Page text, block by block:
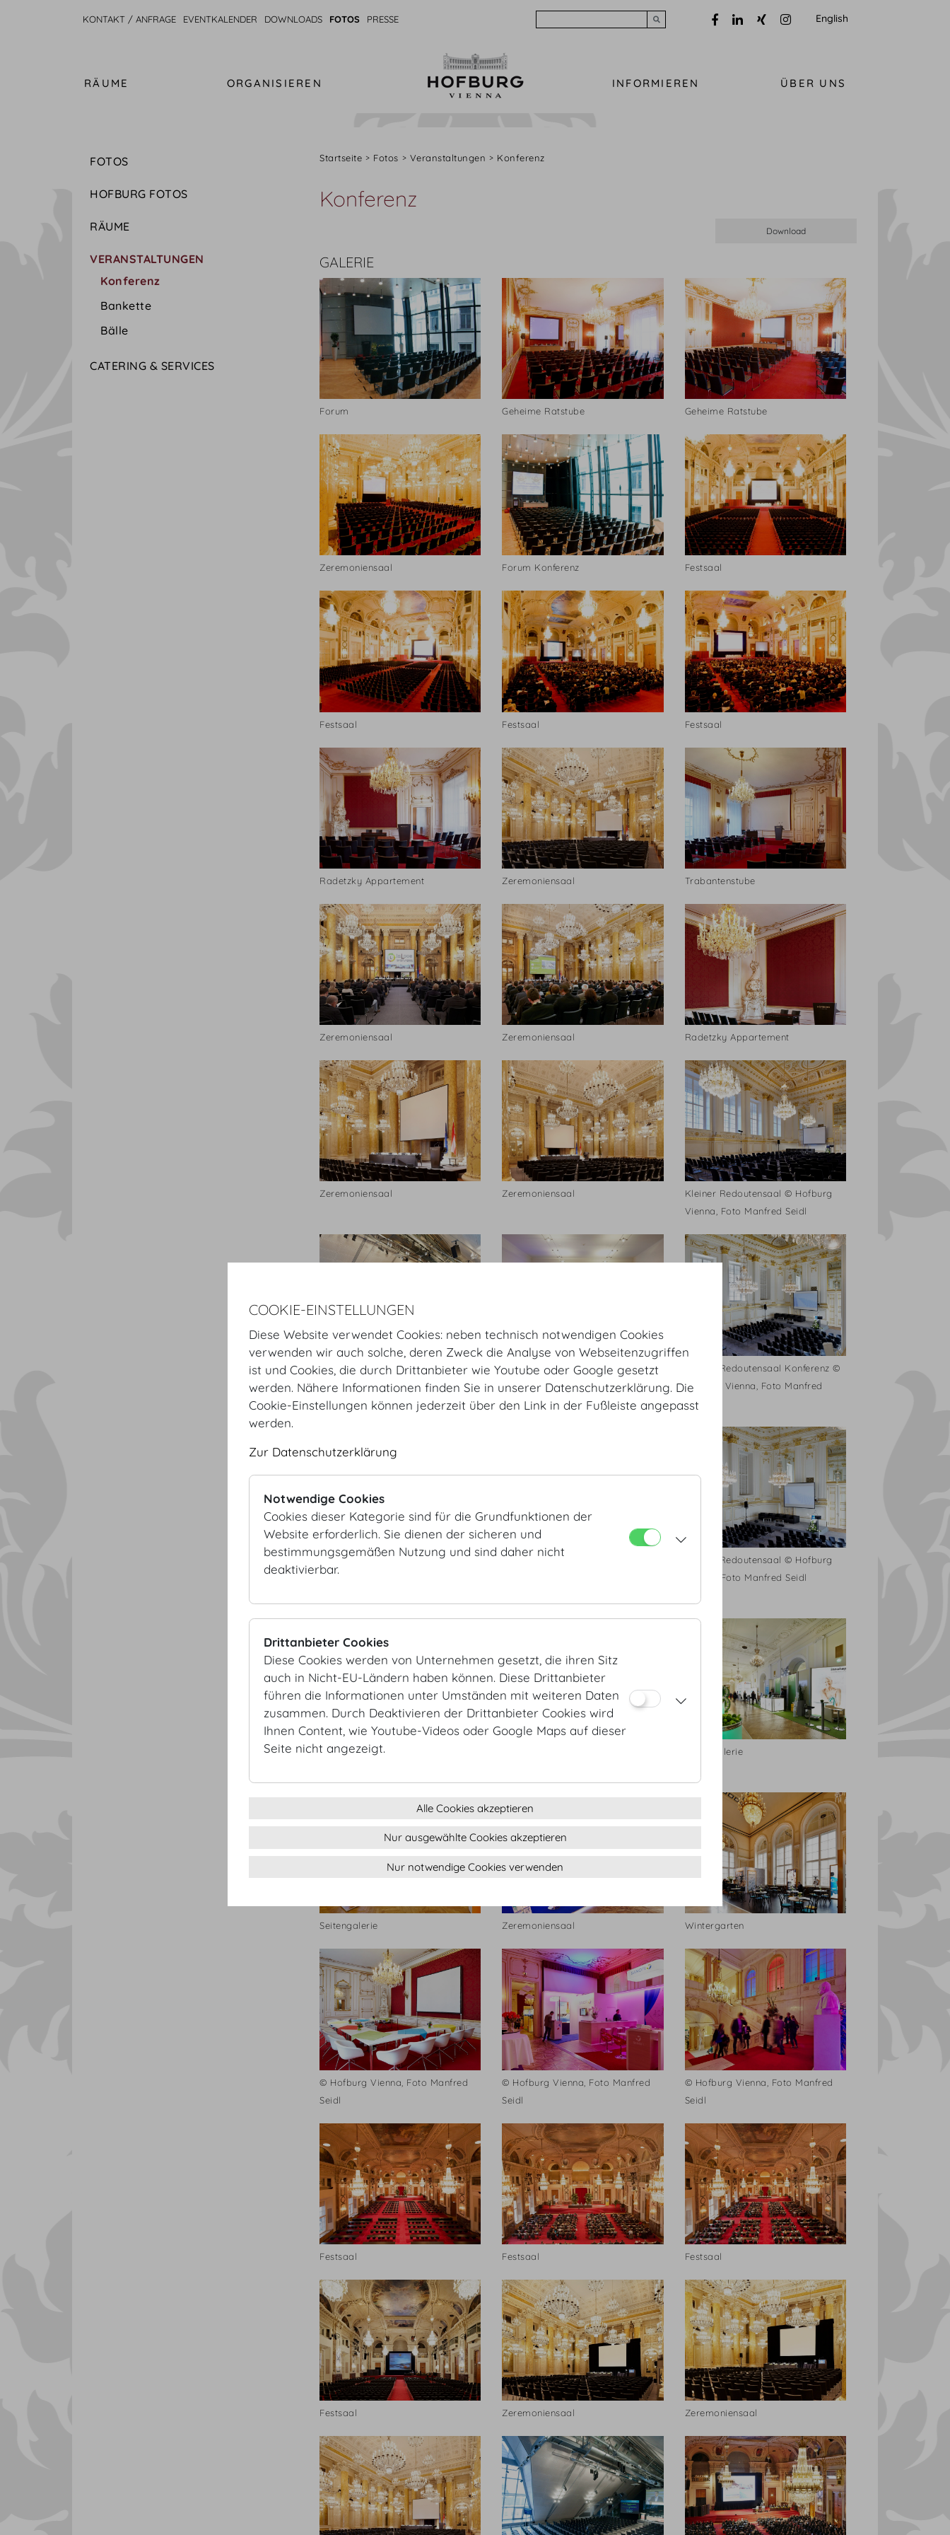
KONTAKT / ANFRAGE EVENTKALENDER DOWNLOADS FOTOS PRESSE English
RÄUME ORGANISIEREN INFORMIEREN ÜBER UNS
FOTOS
HOFBURG FOTOS
RÄUME
VERANSTALTUNGEN
Konferenz
Bankette
Bälle
CATERING & SERVICES
Startseite Fotos Veranstaltungen Konferenz
Konferenz
GALERIE
Forum Geheime Ratstube Geheime Ratstube
Zeremoniensaal Forum Konferenz Festsaal
Festsaal Festsaal Festsaal
Radetzky Appartement Zeremoniensaal Trabantenstube
Zeremoniensaal Zeremoniensaal Radetzky Appartement
Zeremoniensaal Zeremoniensaal
Kleiner Redoutensaal © Hofburg
Vienna, Foto Manfred Seidl
Dachfoyer
Lounge © Hofburg Vienna, Foto
Manfred Seidl
Kleiner Redoutensaal Konferenz ©
Hofburg Vienna, Foto Manfred
Seidl
Maria Theresien Appartement
Kleiner Redoutensaal Konferenz ©
Kleiner Redoutensaal © Hofburg
Vienna, Foto Manfred Seidl
Großer Redoutensaal © Hofburg
Seitengalerie
Seitengalerie Zeremoniensaal Wintergarten
© Hofburg Vienna, Foto Manfred
Seidl
© Hofburg Vienna, Foto Manfred
Seidl
© Hofburg Vienna, Foto Manfred
Seidl
Festsaal Festsaal Festsaal
Festsaal Zeremoniensaal Zeremoniensaal
COOKIE-EINSTELLUNGEN
Diese Website verwendet Cookies: neben technisch notwendigen Cookies
verwenden wir auch solche, deren Zweck die Analyse von Webseitenzugriffen
ist und Cookies, die durch Drittanbieter wie Youtube oder Google gesetzt
werden. Nähere Informationen finden Sie in unserer Datenschutzerklärung. Die
Cookie-Einstellungen können jederzeit über den Link in der Fußleiste angepasst
werden.
Zur Datenschutzerklärung
Notwendige Cookies
Cookies dieser Kategorie sind für die Grundfunktionen der
Website erforderlich. Sie dienen der sicheren und
bestimmungsgemäßen Nutzung und sind daher nicht
deaktivierbar.
Drittanbieter Cookies
Diese Cookies werden von Unternehmen gesetzt, die ihren Sitz
auch in Nicht-EU-Ländern haben können. Diese Drittanbieter
führen die Informationen unter Umständen mit weiteren Daten
zusammen. Durch Deaktivieren der Drittanbieter Cookies wird
Ihnen Content, wie Youtube-Videos oder Google Maps auf dieser
Seite nicht angezeigt.
Alle Cookies akzeptieren
Nur ausgewählte Cookies akzeptieren
Nur notwendige Cookies verwenden